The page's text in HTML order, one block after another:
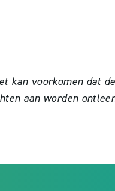
kan voorkomen
aan worden